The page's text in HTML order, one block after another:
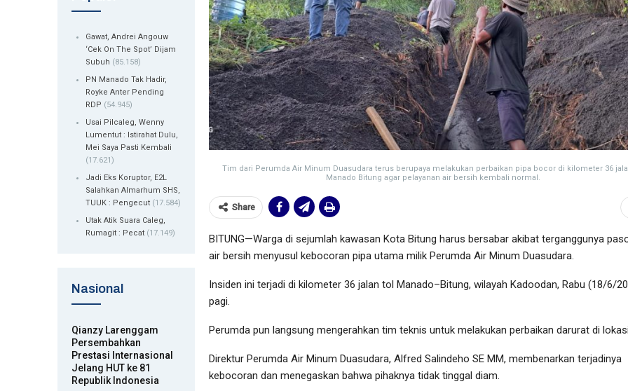
Tim dari Perumda Air Minum Duasudara terus berupaya melakukan perbaikan pipa bocor di kilometer 36
Manado Bitung agar pelayanan air bersih kembali normal.
Share
BITUNG—Warga di sejumlah kawasan Kota Bitung harus bersabar akibat terganggunya
air bersih menyusul kebocoran pipa utama milik Perumda Air Minum Duasudara.
Insiden ini terjadi di kilometer 36 jalan tol Manado–Bitung, wilayah Kadoodan, Rabu (18/6/
pagi.
Perumda pun langsung mengerahkan tim teknis untuk melakukan perbaikan darurat di
Direktur Perumda Air Minum Duasudara, Alfred Salindeho SE MM, membenarkan terjadinya
kebocoran dan menegaskan bahwa pihaknya tidak tinggal diam.
Gawat, Andrei Angouw
‘Cek On The Spot’ Dijam
Subuh (85.158)
PN Manado Tak Hadir,
Royke Anter Pending
RDP (54.945)
Usai Pilcaleg, Wenny
Lumentut : Istirahat Dulu,
Mei Saya Pasti Kembali
(17.621)
Jadi Eks Koruptor, E2L
Salahkan Almarhum SHS,
TUUK : Pengecut (17.584)
Utak Atik Suara Caleg,
Rumagit : Pecat (17.149)
Nasional
Qianzy Larenggam
Persembahkan
Prestasi Internasional
Jelang HUT ke 81
Republik Indonesia